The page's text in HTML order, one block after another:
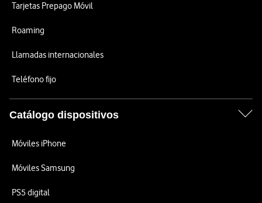
Tarjetas Prepago Móvil
Roaming
Llamadas internacionales
Teléfono fijo
Catálogo dispositivos
Móviles iPhone
Móviles Samsung
PS5 digital